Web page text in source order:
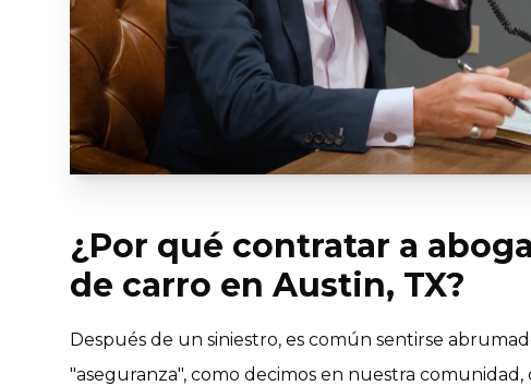
¿Por qué contratar a
de carro en Austin, TX?
Después de un siniestro, es común sentirse
"aseguranza", como decimos en nuestra comunidad,